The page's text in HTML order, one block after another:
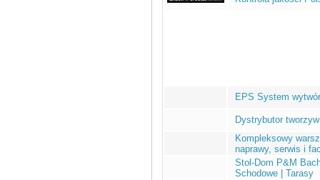
EPS System
Dystrybutor
Kompleksowy
naprawy, serwis i
Stol-Dom P&M
Schodowe | Tarasy